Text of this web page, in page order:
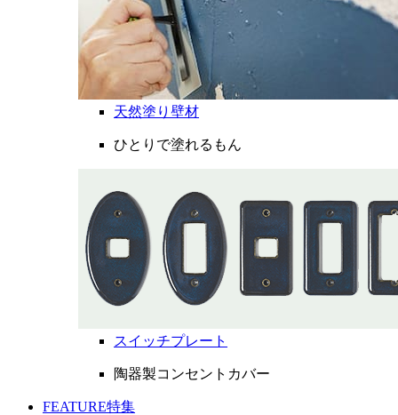
天然塗り壁材
ひとりで塗れるもん
スイッチプレート
陶器製コンセントカバー
FEATURE特集